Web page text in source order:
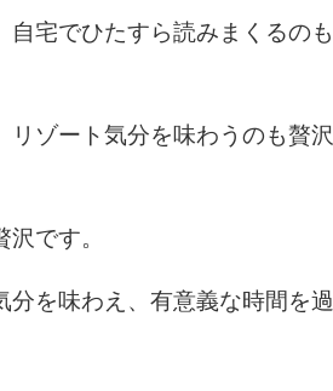
宅でひたすら読みまくるのも
ゾート気分を味わうのも贅沢
です。
を味わえ、有意義な時間を過